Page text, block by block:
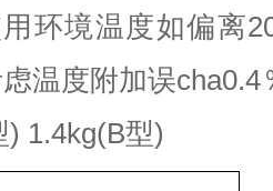
环境温度如偏离
温度附加误
1.4kg(B型)